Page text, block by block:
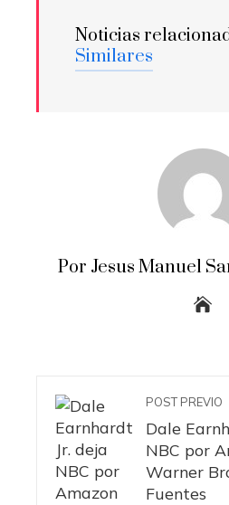
Noticias
Similares
Por Jesus Manuel
POST PREVIO
Dale
NBC por
Warner
Fuentes